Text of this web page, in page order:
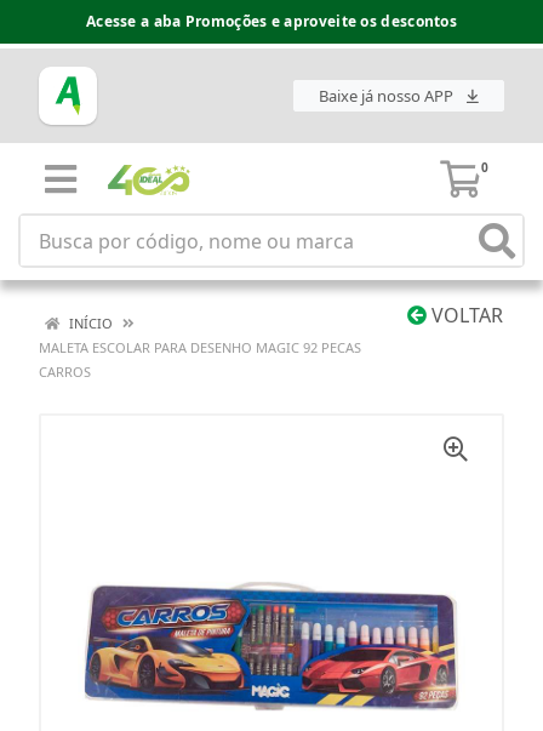
Acesse a aba Promoções e aproveite os descontos
Baixe já nosso APP
0
VOLTAR
INÍCIO
MALETA ESCOLAR PARA DESENHO MAGIC 92 PECAS
CARROS